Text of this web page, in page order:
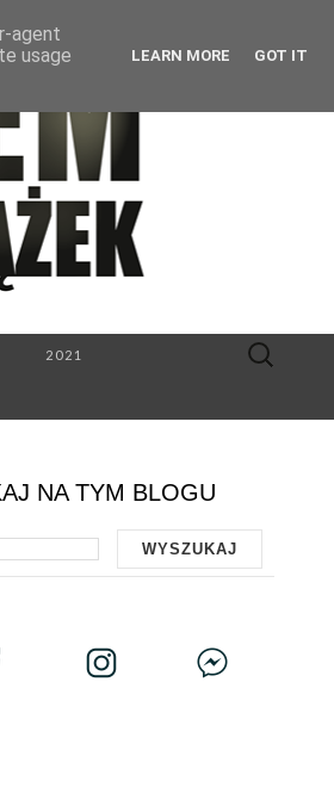
2021
Search
NA TYM BLOGU
agent
usage
LEARN MORE GOT IT